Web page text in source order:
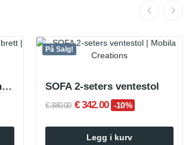
PLATTO frisørtralle på hjul med svart brett
På Salg!
SOFA 2-seters ventestol
€ 380.00 € 342.00 -10%
Legg i kurv